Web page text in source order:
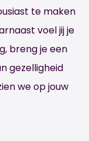
te maken
voel jij je
breng je een
gezelligheid
we op jouw